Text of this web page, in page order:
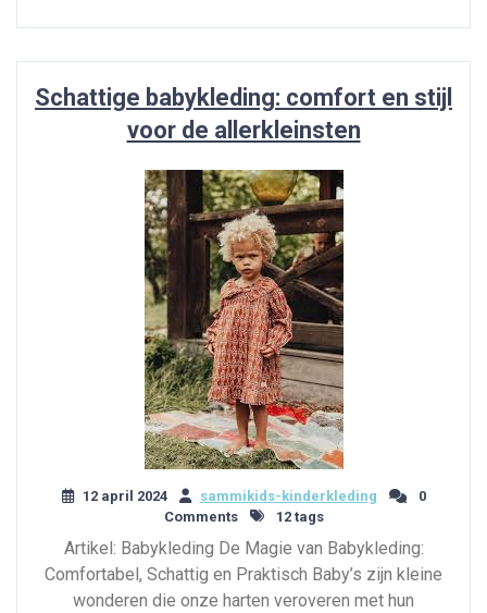
Schattige babykleding: comfort en stijl
voor de allerkleinsten
12 april 2024 sammikids-kinderkleding
0
Comments
12 tags
Artikel: Babykleding De Magie van Babykleding:
Comfortabel, Schattig en Praktisch Baby’s zijn kleine
wonderen die onze harten veroveren met hun